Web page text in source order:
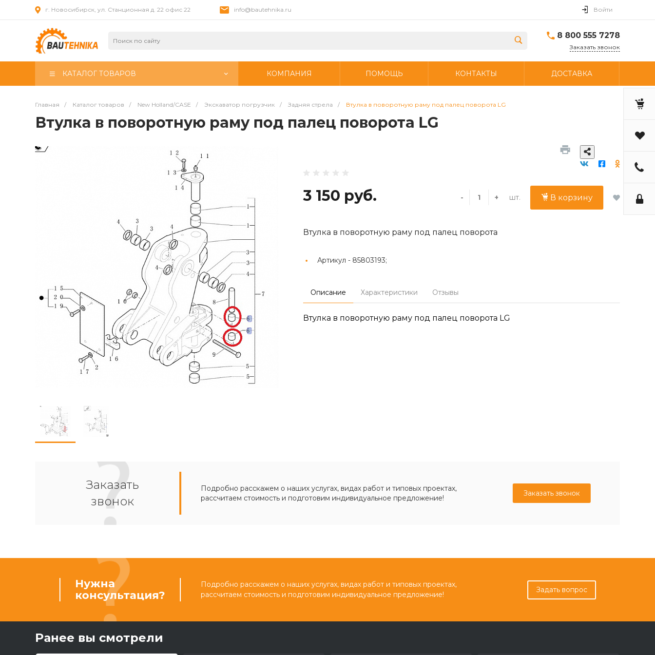
г. Новосибирск, ул. Станционная д. 22 офис 22 info@bautehnika.ru Войти
8 800 555 7278
Заказать звонок
КАТАЛОГ ТОВАРОВ КОМПАНИЯ ПОМОЩЬ КОНТАКТЫ ДОСТАВКА
Главная / Каталог товаров / New Holland/CASE / Экскаватор погрузчик / Задняя стрела / Втулка в поворотную раму под палец поворота LG
Втулка в поворотную раму под палец поворота LG
3 150 руб. - + шт. В корзину
Втулка в поворотную раму под палец поворота
Артикул - 85803193;
Описание Характеристики Отзывы
Втулка в поворотную раму под палец поворота LG
Заказать
звонок
Подробно расскажем о наших услугах, видах работ и типовых проектах,
рассчитаем стоимость и подготовим индивидуальное предложение!
Заказать звонок
Нужна
консультация?
Подробно расскажем о наших услугах, видах работ и типовых проектах,
рассчитаем стоимость и подготовим индивидуальное предложение!
Задать вопрос
Ранее вы смотрели